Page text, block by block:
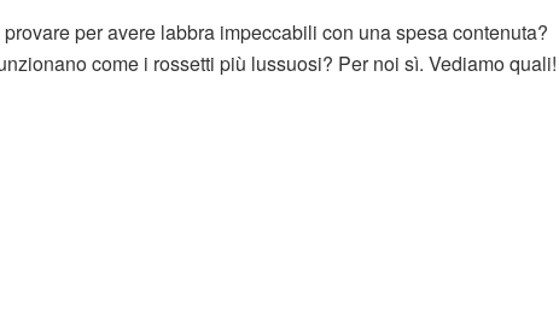
per avere labbra impeccabili con una spesa contenuta?
come i rossetti più lussuosi? Per noi sì. Vediamo quali!